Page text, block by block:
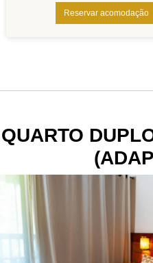
Reservar acomodação
QUARTO